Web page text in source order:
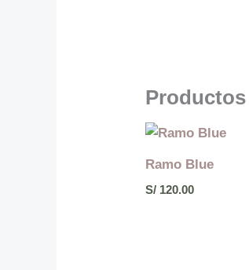
Ramo Blue
S/ 120.00